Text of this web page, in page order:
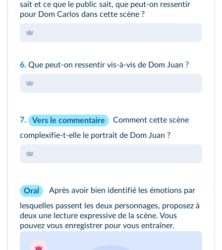
sait et ce que le public sait, que peut-on ressentir
pour Dom Carlos dans cette scène ?
6. Que peut-on ressentir vis-à-vis de Dom Juan ?
7. Vers le commentaire
Comment cette scène
complexifie-t-elle le portrait de Dom Juan ?
Oral
Après avoir bien identifié les émotions par
lesquelles passent les deux personnages, proposez à
deux une lecture expressive de la scène. Vous
pouvez vous enregistrer pour vous entraîner.